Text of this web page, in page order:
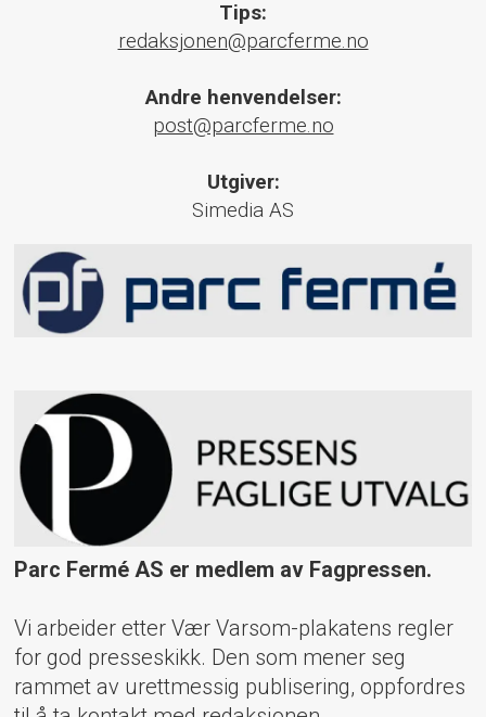
Tips:
redaksjonen@parcferme.no
Andre henvendelser:
post@parcferme.no
Utgiver:
Simedia AS
Parc Fermé AS er medlem av Fagpressen.
Vi arbeider etter Vær Varsom-plakatens regler
for god presseskikk. Den som mener seg
rammet av urettmessig publisering, oppfordres